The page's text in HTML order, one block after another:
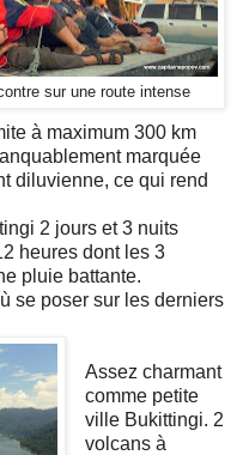
sur une route intense
à maximum 300 km
marquée
diluvienne, ce qui rend
2 jours et 3 nuits
heures dont les 3
pluie battante.
se poser sur les derniers
Assez charmant
comme petite
ville Bukittingi. 2
volcans à